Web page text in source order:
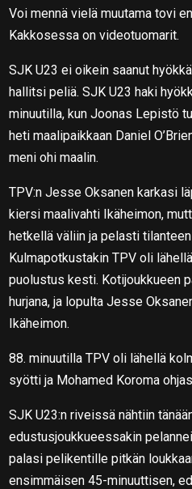
Voi mennä vielä muutama tovi
Kakkosessa on videotuomarit.
SJK U23 ei oikein saanut
hallitsi peliä. SJK U23 haki
minuutilla, kun Joonas Lepistö
heti maalipaikkaan Daniel
meni ohi maalin.
TPV:n Jesse Oksanen karkasi
kiersi maalivahti Ikäheimon,
hetkellä väliin ja pelasti
Kulmapotkustakin TPV oli
puolustus kesti. Kotijoukkueen
hurjana, ja lopulta Jesse
Ikäheimon.
88. minuutilla TPV oli lähellä
syötti ja Mohamed Koroma
SJK U23:n riveissä nähtiin
edustusjoukkueessakin
palasi pelikentille pitkän
ensimmäisen 45-minuuttisen,